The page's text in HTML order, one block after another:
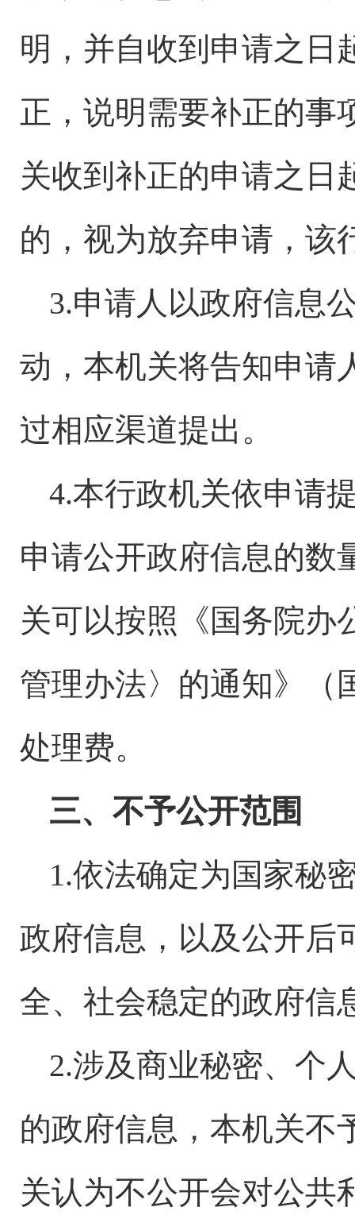
明，并自收到申请之日
正，说明需要补正的事
关收到补正的申请之日
的，视为放弃申请，该
3.申请人以政府信息
动，本机关将告知申请
过相应渠道提出。
4.本行政机关依申请
申请公开政府信息的数
关可以按照《国务院办
管理办法〉的通知》（
处理费。
三、不予公开范围
1.依法确定为国家秘
政府信息，以及公开后
全、社会稳定的政府信
2.涉及商业秘密、个
的政府信息，本机关不
关认为不公开会对公共